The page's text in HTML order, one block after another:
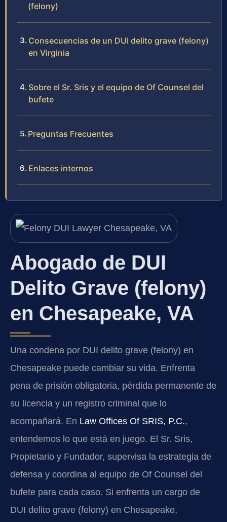
(felony)
Consecuencias de un DUI delito grave (felony)
en Virginia
Sobre el Sr. Sris y el equipo de Of Counsel del
bufete
Preguntas Frecuentes
Enlaces internos
Abogado de DUI
Delito Grave (felony)
en Chesapeake, VA
Una condena por DUI delito grave (felony) en
Chesapeake puede cambiar su vida. Enfrenta
pena de prisión obligatoria, pérdida permanente de
su licencia y un registro criminal que lo
acompañará. En Law Offices Of SRIS, P.C.,
entendemos lo que está en juego. El Sr. Sris,
Propietario y Fundador, supervisa la estrategia de
defensa y coordina al equipo de Of Counsel del
bufete para cada caso. Si enfrenta un cargo de
DUI delito grave (felony) en Chesapeake,